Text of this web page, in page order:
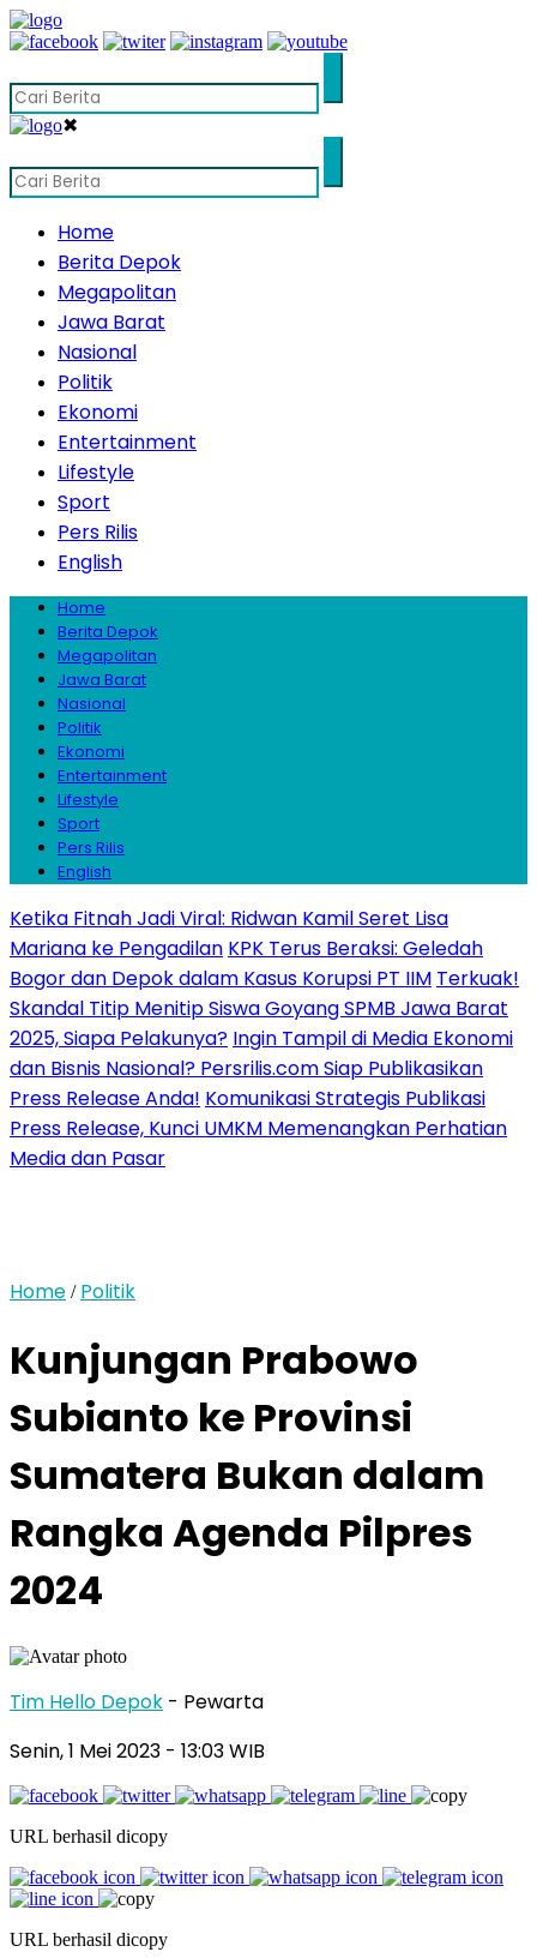
✖
Home
Berita Depok
Megapolitan
Jawa Barat
Nasional
Politik
Ekonomi
Entertainment
Lifestyle
Sport
Pers Rilis
English
Home
Berita Depok
Megapolitan
Jawa Barat
Nasional
Politik
Ekonomi
Entertainment
Lifestyle
Sport
Pers Rilis
English
Ketika Fitnah Jadi Viral: Ridwan Kamil Seret Lisa
Mariana ke Pengadilan KPK Terus Beraksi: Geledah
Bogor dan Depok dalam Kasus Korupsi PT IIM Terkuak!
Skandal Titip Menitip Siswa Goyang SPMB Jawa Barat
2025, Siapa Pelakunya? Ingin Tampil di Media Ekonomi
dan Bisnis Nasional? Persrilis.com Siap Publikasikan
Press Release Anda! Komunikasi Strategis Publikasi
Press Release, Kunci UMKM Memenangkan Perhatian
Media dan Pasar
Home / Politik
Kunjungan Prabowo
Subianto ke Provinsi
Sumatera Bukan dalam
Rangka Agenda Pilpres
2024
Tim Hello Depok - Pewarta
Senin, 1 Mei 2023 - 13:03 WIB
URL berhasil dicopy
URL berhasil dicopy